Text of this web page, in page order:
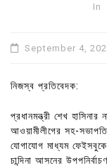
In
September 4,
নিজস্ব প্রতিবেদক:
প্রধানমন্ত্রী শেখ
আওয়ামীলীগের সহ-
যোগাযোগ মাধ্যম
চান্দিনা আসনের